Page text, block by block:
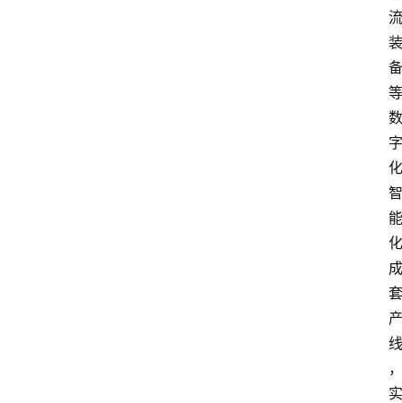
流
装
备
等
数
字
化
智
能
化
成
套
产
线
，
实